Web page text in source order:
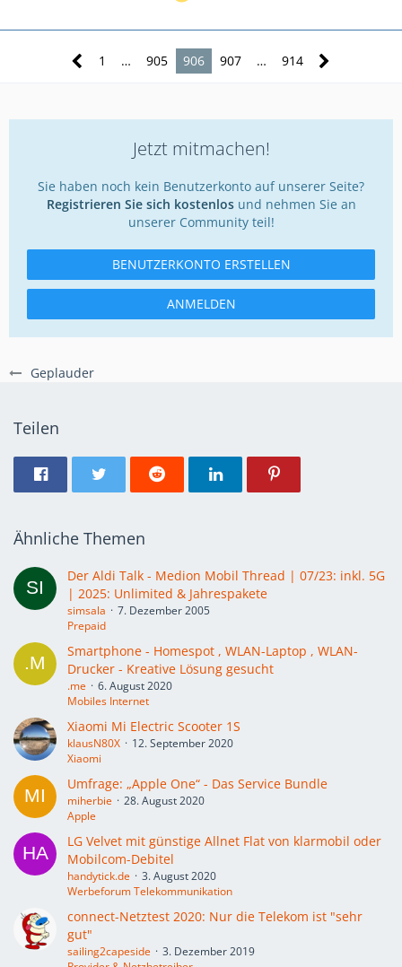
Geplauder
1 … 905 906 907 … 914
Jetzt mitmachen!
Sie haben noch kein Benutzerkonto auf unserer Seite?
Registrieren Sie sich kostenlosund nehmen Sie an
unserer Community teil!
BENUTZERKONTO ERSTELLEN
ANMELDEN
Teilen
Ähnliche Themen
Der Aldi Talk - Medion Mobil Thread | 07/23: inkl. 5G
| 2025: Unlimited & Jahrespakete
simsala
7. Dezember 2005
Prepaid
Smartphone - Homespot , WLAN-Laptop , WLAN-
Drucker - Kreative Lösung gesucht
.me
6. August 2020
Mobiles Internet
Xiaomi Mi Electric Scooter 1S
klausN80X
12. September 2020
Xiaomi
Umfrage: „Apple One“ - Das Service Bundle
miherbie
28. August 2020
Apple
LG Velvet mit günstige Allnet Flat von klarmobil oder
Mobilcom-Debitel
handytick.de
3. August 2020
Werbeforum Telekommunikation
connect-Netztest 2020: Nur die Tele­kom ist "sehr
gut"
sailing2capeside
3. Dezember 2019